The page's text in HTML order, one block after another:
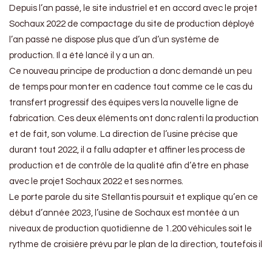
Depuis l’an passé, le site industriel et en accord avec le projet
Sochaux 2022 de compactage du site de production déployé
l’an passé ne dispose plus que d’un d’un système de
production. Il a été lancé il y a un an.
Ce nouveau principe de production a donc demandé un peu
de temps pour monter en cadence tout comme ce le cas du
transfert progressif des équipes vers la nouvelle ligne de
fabrication. Ces deux éléments ont donc ralenti la production
et de fait, son volume. La direction de l’usine précise que
durant tout 2022, il a fallu adapter et affiner les process de
production et de contrôle de la qualité afin d’être en phase
avec le projet Sochaux 2022 et ses normes.
Le porte parole du site Stellantis poursuit et explique qu’en ce
début d’année 2023, l’usine de Sochaux est montée à un
niveaux de production quotidienne de 1.200 véhicules soit le
rythme de croisière prévu par le plan de la direction, toutefois il